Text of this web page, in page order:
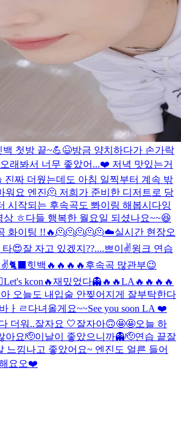
백 첫방 끝~💪😆방금 양치하다가 손가락
래봐서 너무 좋았어...❤️ 저녁 맛있는거
진짜 더웠는데도 아침 일찍부터 계속 밖
워요 엔진🫠 저희가 준비한 디저트로 당
시작되는 후속곡도 뽜이링 해봅시다잉
상 ㅎ다들 행복한 월요일 되셨나요~~😆
화이팅 !!🔥🫠🫠🫠🫠🫠☁️실시간 현장오
타😍잘 자고 있겠지??....쁘이✌️윙크 연습
✌️🐈‍⬛ 힛백🔥🔥🔥🔥 후속곡 많관부😉
Let's kcon🔥재밌었다👻 🔥🔥LA🔥🔥🔥🔥
오늘도 내입술 안찢어지게 잘부탁한다
ㅏㄹ 다녀올게요~~See you soon LA ❤️
더워..잘자요 🤍잘자아🙃🤩🤩오늘 하
아요🫡이날이 좋았으니까👻🫡연습 끝잘
느낌나고 좋았어요~ 엔진도 얼른 들어
요오❤️